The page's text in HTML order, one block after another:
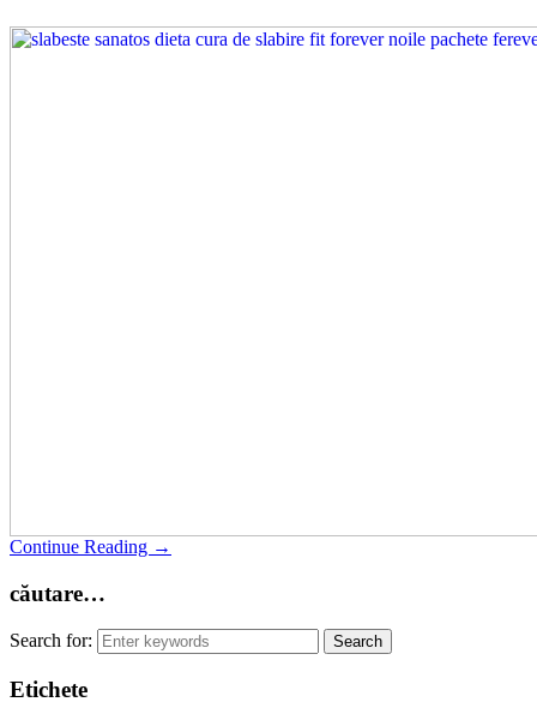
Continue Reading →
căutare…
Search for:
Etichete